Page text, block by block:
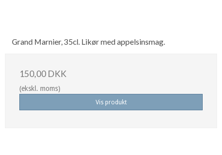
Grand Marnier, 35cl. Likør med appelsinsmag.
150,00 DKK
(ekskl. moms)
Vis produkt